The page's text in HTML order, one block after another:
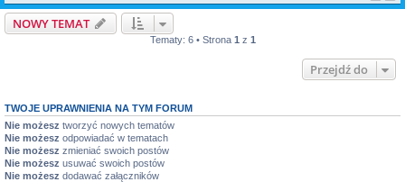
NOWY TEMAT
Tematy: 6 • Strona 1 z 1
Przejdź do
TWOJE UPRAWNIENIA NA TYM FORUM
Nie możesz tworzyć nowych tematów
Nie możesz odpowiadać w tematach
Nie możesz zmieniać swoich postów
Nie możesz usuwać swoich postów
Nie możesz dodawać załączników